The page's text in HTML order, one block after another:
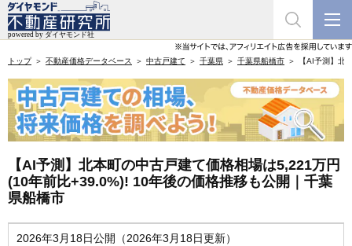
トップ 不動産価格データベース 中古戸建て 千葉県 千葉県船橋市 【AI予測】北
【AI予測】北本町の中古戸建て価格相場は5,221万円
(10年前比+39.0%)! 10年後の価格推移も公開｜千葉
県船橋市
2026年3月18日公開（2026年3月18日更新）